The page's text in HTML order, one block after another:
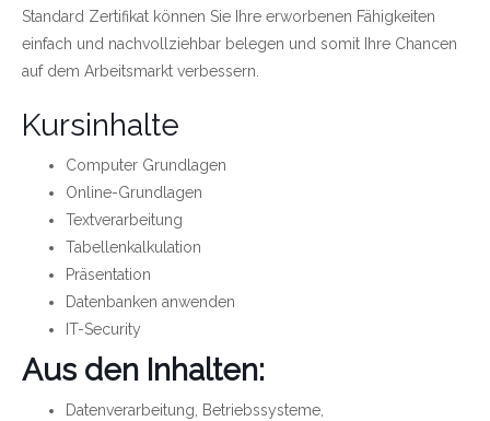
Standard Zertifikat können Sie Ihre erworbenen Fähigkeiten
einfach und nachvollziehbar belegen und somit Ihre Chancen
auf dem Arbeitsmarkt verbessern.
Kursinhalte
Computer Grundlagen
Online-Grundlagen
Textverarbeitung
Tabellenkalkulation
Präsentation
Datenbanken anwenden
IT-Security
Aus den Inhalten:
Datenverarbeitung, Betriebssysteme,